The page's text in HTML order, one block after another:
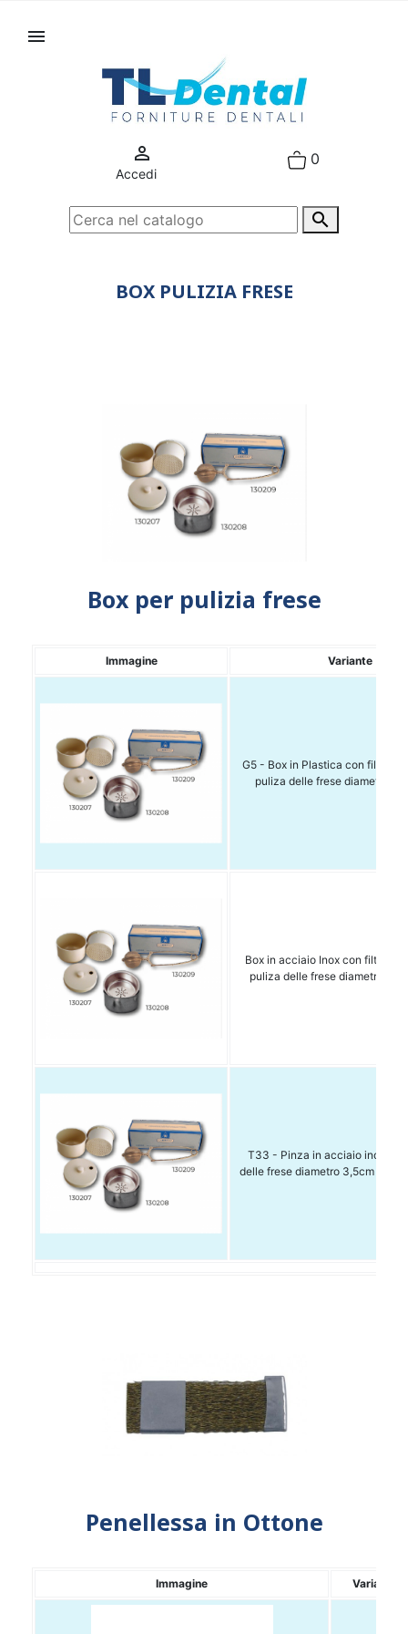



Accedi
0
BOX PULIZIA FRESE
Box per pulizia frese
Immagine Variante
G5 - Box in Plastica con filtro
puliza delle frese diametro
Box in acciaio Inox con filtro
puliza delle frese diametro
T33 - Pinza in acciaio inox per
delle frese diametro 3,5cm
Penellessa in Ottone
Immagine Variante